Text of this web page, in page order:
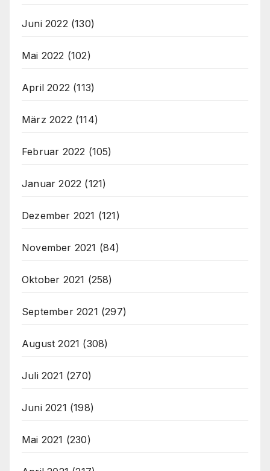
Juni 2022 (130)
Mai 2022 (102)
April 2022 (113)
März 2022 (114)
Februar 2022 (105)
Januar 2022 (121)
Dezember 2021 (121)
November 2021 (84)
Oktober 2021 (258)
September 2021 (297)
August 2021 (308)
Juli 2021 (270)
Juni 2021 (198)
Mai 2021 (230)